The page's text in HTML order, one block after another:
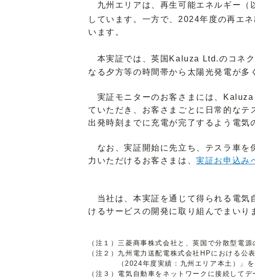
九州エリアは、再生可能エネルギー（
しています。一方で、2024年度の再エ
います。
本実証では、英国Kaluza Ltd.のコネク
なる夕方等の時間帯から太陽光発電が多
実証モニターのお客さまには、
ていただき、お客さまごとに日常的なテ
出発時刻までに充電が完了するよう電気
なお、実証開始に先立ち、テスラ車を
力いただけるお客さまは、実証お申込み
当社は、本実証を通じて得られる電気
けるサービスの開発に取り組んでまいり
（注１）三菱商事株式会社と、英国で分散型電
（注２）九州電力送配電株式会社HPにおける
（2024年度実績：九州エリア本土）」
（注３）電気自動車をネットワークに接続して